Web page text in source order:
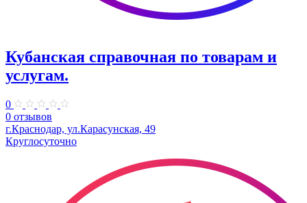
Кубанская справочная по товарам и
услугам.
0
0 отзывов
г.Краснодар, ул.Карасунская, 49
Круглосуточно